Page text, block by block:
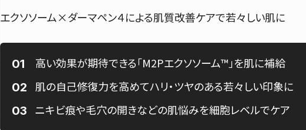
エクソソーム×ダーマペン４による肌質改善ケアで若々しい肌に
高い効果が期待できる「M2Pエクソソーム™」を肌に補給
肌の自己修復力を高めてハリ・ツヤのある若々しい印象に
ニキビ痕や毛穴の開きなどの肌悩みを細胞レベルでケア